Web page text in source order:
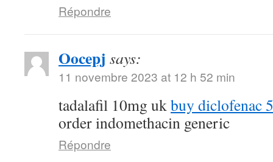
Répondre
Oocepj says:
11 novembre 2023 at 12 h 52 min
tadalafil 10mg ukbuy diclofenac
order indomethacin generic
Répondre